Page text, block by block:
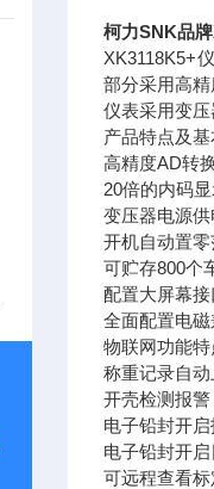
柯力SNK品
XK3118K5+
部分采用高
仪表采用变
产品特点及
高精度AD转
20倍的内码
变压器电源
开机自动置
可贮存800个
配置大屏幕
全面配置电
物联网功能
称重记录自
开壳检测报
电子铅封开
电子铅封开
可远程查看